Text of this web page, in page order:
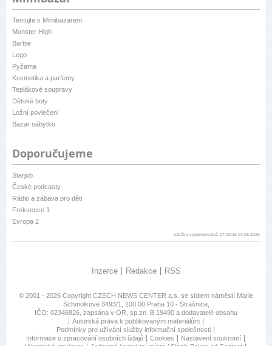
Testujte s Mimibazarem
Monster High
Barbie
Lego
Pyžama
Kosmetika a parfémy
Teplákové soupravy
Dětské boty
Ložní povlečení
Bazar nábytku
Doporučujeme
Starjob
České podcasty
Rádio a zábava pro děti
Frekvence 1
Evropa 2
patička vygenerovaná: 17:10:16 07.08.2026
Inzerce Redakce RSS
© 2001 - 2026 Copyright CZECH NEWS CENTER a.s. se sídlem náměstí Marie
Schmolkové 3493/1, 100 00 Praha 10 - Strašnice,
IČO: 02346826, zapsána v OR, sp.zn. B 19490 a dodavatelé obsahu
Autorská práva k publikovaným materiálům
Podmínky pro užívání služby informační společnosti
Informace o zpracování osobních údajů
Cookies
Nastavení soukromí